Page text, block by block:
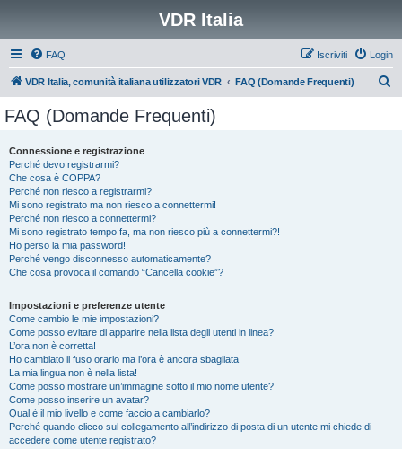
VDR Italia
FAQ Login
Iscriviti
VDR Italia, comunità italiana utilizzatori VDR FAQ (Domande Frequenti)
FAQ (Domande Frequenti)
Connessione e registrazione
Perché devo registrarmi?
Che cosa è COPPA?
Perché non riesco a registrarmi?
Mi sono registrato ma non riesco a connettermi!
Perché non riesco a connettermi?
Mi sono registrato tempo fa, ma non riesco più a connettermi?!
Ho perso la mia password!
Perché vengo disconnesso automaticamente?
Che cosa provoca il comando “Cancella cookie”?
Impostazioni e preferenze utente
Come cambio le mie impostazioni?
Come posso evitare di apparire nella lista degli utenti in linea?
L’ora non è corretta!
Ho cambiato il fuso orario ma l’ora è ancora sbagliata
La mia lingua non è nella lista!
Come posso mostrare un’immagine sotto il mio nome utente?
Come posso inserire un avatar?
Qual è il mio livello e come faccio a cambiarlo?
Perché quando clicco sul collegamento all’indirizzo di posta di un utente mi chiede di
accedere come utente registrato?